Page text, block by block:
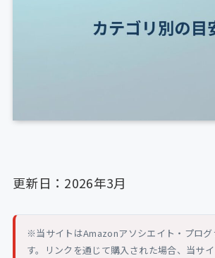
更新日：2026年3月
※当サイトはAmazonアソシエイト・プログ
す。リンクを通じて購入された場合、当サ